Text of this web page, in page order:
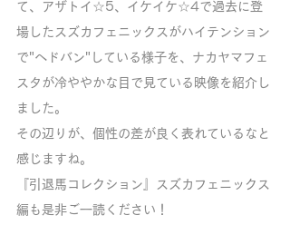
て、アザトイ☆5、イケイケ☆4で過去に登
場したスズカフェニックスがハイテンション
で"ヘドバン"している様子を、ナカヤマフェ
スタが冷ややかな目で見ている映像を紹介し
ました。
その辺りが、個性の差が良く表れているなと
感じますね。
『引退馬コレクション』スズカフェニックス
編も是非ご一読ください！